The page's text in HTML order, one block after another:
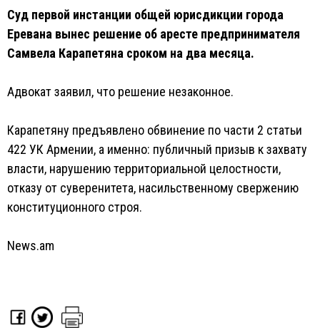
Суд первой инстанции общей юрисдикции города
Еревана вынес решение об аресте предпринимателя
Самвела Карапетяна сроком на два месяца.
Адвокат заявил, что решение незаконное.
Карапетяну предъявлено обвинение по части 2 статьи
422 УК Армении, а именно: публичный призыв к захвату
власти, нарушению территориальной целостности,
отказу от суверенитета, насильственному свержению
конституционного строя.
News.am